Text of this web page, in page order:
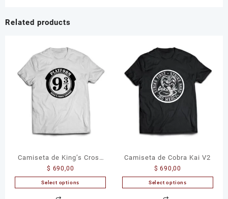
Related products
Camiseta de King’s Cross
London
$ 690,00
Select options
Camiseta de Cobra Kai V2
$ 690,00
Select options